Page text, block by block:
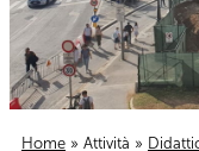
Home » Attività »